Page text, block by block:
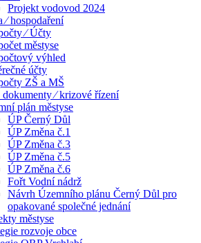
Projekt vodovod 2024
hospodaření
⁄ Účty
městyse
výhled
účty
ZŠ a MŠ
⁄ krizové řízení
plán městyse
ÚP Černý Důl
ÚP Změna č.1
ÚP Změna č.3
ÚP Změna č.5
ÚP Změna č.6
Fořt Vodní nádrž
Návrh Územního plánu Černý Důl pro
opakované společné jednání
městyse
rozvoje obce